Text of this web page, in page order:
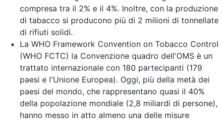
compresa tra il 2% e il 4%. Inoltre, con la produzione
di tabacco si producono più di 2 milioni di tonnellate
di rifiuti solidi.
La WHO Framework Convention on Tobacco Control
(WHO FCTC) la Convenzione quadro dell'OMS è un
trattato internazionale con 180 partecipanti (179
paesi e l'Unione Europea). Oggi, più della metà dei
paesi del mondo, che rappresentano quasi il 40%
della popolazione mondiale (2,8 miliardi di persone),
hanno messo in atto almeno una delle misure